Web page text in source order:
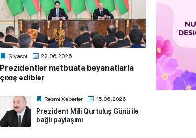
Siyasət 22.06.2026
Prezidentlər mətbuata bəyanatlarla
çıxış ediblər
Rəsmi Xəbərlər 15.06.2026
Prezident Milli Qurtuluş Günü ilə
bağlı paylaşımı